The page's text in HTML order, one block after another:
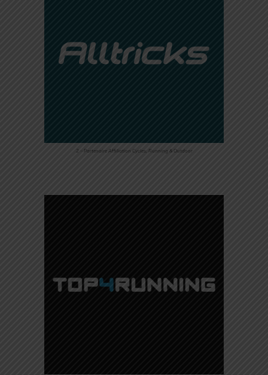
2 – Partenaire Affiliation Cycles, Running & Outdoor